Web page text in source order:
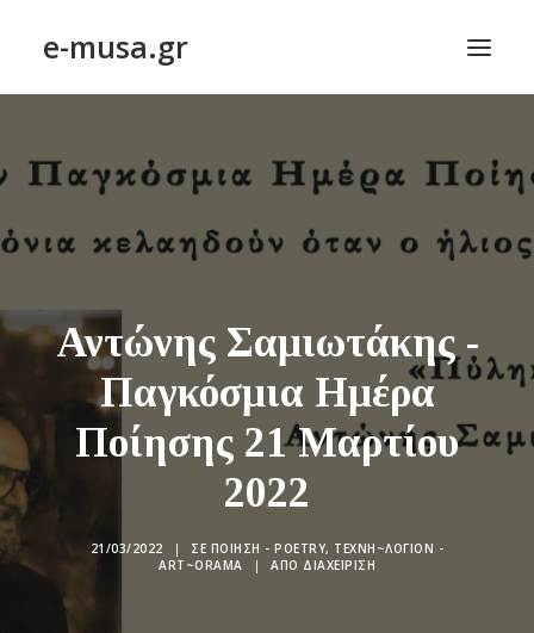
e-musa.gr
ΠΟΙΗΣΗ – POETRY
ΠΕΖΟΓΡΑΦΙΑ – PROSE
ΑΠΟΔΕΛΤΙΩΣΗ
BLOG
ΣΥΝΤΑΚΤΙΚΗ ΟΜΑΔΑ
ΕΠΙΚΟΙΝΩΝΙΑ
Αντώνης Σαμιωτάκης -
Παγκόσμια Ημέρα
Ποίησης 21 Μαρτίου
2022
21/03/2022 | ΣΕ ΠΟΊΗΣΗ - POETRY, ΤΕΧΝΗ~ΛΌΓΙΟΝ -
ART~ORAMA
| ΑΠΌ ΔΙΑΧΕΊΡΙΣΗ